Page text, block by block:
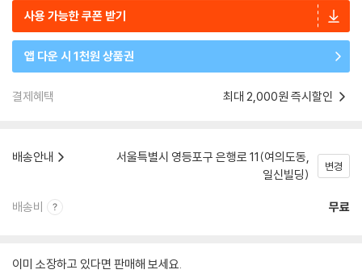
사용 가능한 쿠폰 받기
앱 다운 시 1천원 상품권
결제혜택 최대 2,000원 즉시할인
배송안내
서울특별시 영등포구 은행로 11(여의도동,
일신빌딩)
변경
배송비 무료
이미 소장하고 있다면 판매해 보세요.